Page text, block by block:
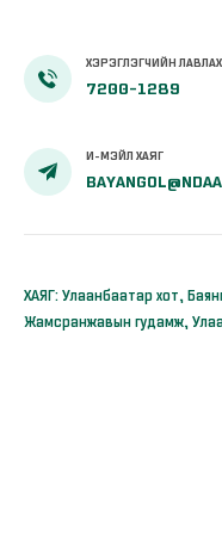
ХЭРЭГЛЭГЧИЙН ЛАВЛАХ
7200-1289
И-МЭЙЛ ХАЯГ
ХАЯГ: Улаанбаатар хот,
Жамсранжавын гудамж,